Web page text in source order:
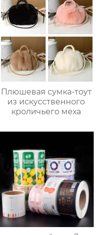
Плюшевая сумка-тоут
из искусственного
кроличьего меха